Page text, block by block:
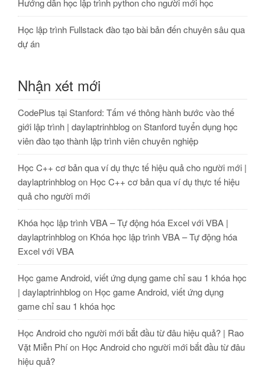
Hướng dẫn học lập trình python cho người mới học
Học lập trình Fullstack đào tạo bài bản đến chuyên sâu qua
dự án
Nhận xét mới
CodePlus tại Stanford: Tấm vé thông hành bước vào thế
giới lập trình | daylaptrinhblogonStanford tuyển dụng học
viên đào tạo thành lập trình viên chuyên nghiệp
Học C++ cơ bản qua ví dụ thực tế hiệu quả cho người mới |
daylaptrinhblogon Học C++ cơ bản qua ví dụ thực tế hiệu
quả cho người mới
Khóa học lập trình VBA – Tự động hóa Excel với VBA |
daylaptrinhblogon Khóa học lập trình VBA – Tự động hóa
Excel với VBA
Học game Android, viết ứng dụng game chỉ sau 1 khóa học
| daylaptrinhblogon Học game Android, viết ứng dụng
game chỉ sau 1 khóa học
Học Android cho người mới bắt đầu từ đâu hiệu quả? | Rao
Vặt Miễn Phíon Học Android cho người mới bắt đầu từ đâu
hiệu quả?